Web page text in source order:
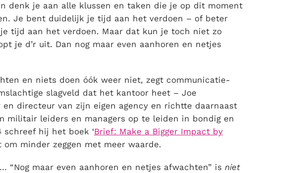
denk je aan alle klussen en taken die je op dit moment
Je bent duidelijk je tijd aan het verdoen – of beter
tijd aan het verdoen. Maar dat kun je toch niet zo
je d’r uit. Dan nog maar even aanhoren en netjes
en niets doen óók weer niet, zegt communicatie-
slagveld dat het kantoor heet – Joe
directeur van zijn eigen agency en richtte daarnaast
militair leiders en managers op te leiden in bondig en
schreef hij het boek ‘Brief: Make a Bigger Impact by
om minder zeggen met meer waarde.
“Nog maar even aanhoren en netjes afwachten” is niet